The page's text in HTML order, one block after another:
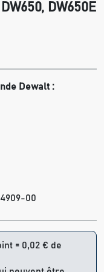
DW650E
Dewalt :
00
= 0,02 € de